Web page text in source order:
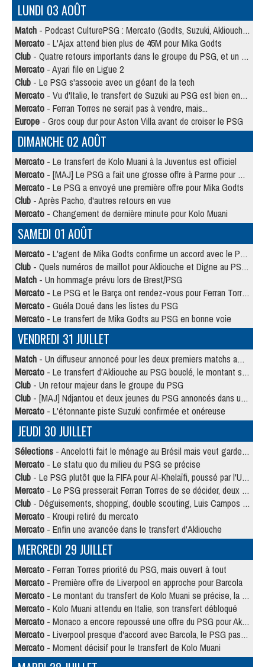
LUNDI 03 AOÛT
Match - Podcast CulturePSG : Mercato (Godts, Suzuki, Akliouche, Barcola, etc)
Mercato - L'Ajax attend bien plus de 45M pour Mika Godts
Club - Quatre retours importants dans le groupe du PSG, et un plus discret
Mercato - Ayari file en Ligue 2
Club - Le PSG s'associe avec un géant de la tech
Mercato - Vu d'Italie, le transfert de Suzuki au PSG est bien engagé
Mercato - Ferran Torres ne serait pas à vendre, mais...
Europe - Gros coup dur pour Aston Villa avant de croiser le PSG
DIMANCHE 02 AOÛT
Mercato - Le transfert de Kolo Muani à la Juventus est officiel
Mercato - [MAJ] Le PSG a fait une grosse offre à Parme pour Suzuki
Mercato - Le PSG a envoyé une première offre pour Mika Godts
Club - Après Pacho, d'autres retours en vue
Mercato - Changement de dernière minute pour Kolo Muani
SAMEDI 01 AOÛT
Mercato - L'agent de Mika Godts confirme un accord avec le PSG
Club - Quels numéros de maillot pour Akliouche et Digne au PSG ?
Match - Un hommage prévu lors de Brest/PSG
Mercato - Le PSG et le Barça ont rendez-vous pour Ferran Torres
Mercato - Guéla Doué dans les listes du PSG
Mercato - Le transfert de Mika Godts au PSG en bonne voie
VENDREDI 31 JUILLET
Match - Un diffuseur annoncé pour les deux premiers matchs amicaux du PSG
Mercato - Le transfert d'Akliouche au PSG bouclé, le montant se précise
Club - Un retour majeur dans le groupe du PSG
Club - [MAJ] Ndjantou et deux jeunes du PSG annoncés dans un tournoi U21
Mercato - L'étonnante piste Suzuki confirmée et onéreuse
JEUDI 30 JUILLET
Sélections - Ancelotti fait le ménage au Brésil mais veut garder Marquinhos
Mercato - Le statu quo du milieu du PSG se précise
Club - Le PSG plutôt que la FIFA pour Al-Khelaïfi, poussé par l'UEFA ?
Mercato - Le PSG presserait Ferran Torres de se décider, deux pistes de secours
Club - Déguisements, shopping, double scouting, Luis Campos dévoile ses méthodes
Mercato - Kroupi retiré du mercato
Mercato - Enfin une avancée dans le transfert d'Akliouche
MERCREDI 29 JUILLET
Mercato - Ferran Torres priorité du PSG, mais ouvert à tout
Mercato - Première offre de Liverpool en approche pour Barcola
Mercato - Le montant du transfert de Kolo Muani se précise, la formule aussi
Mercato - Kolo Muani attendu en Italie, son transfert débloqué
Mercato - Monaco a encore repoussé une offre du PSG pour Akliouche
Mercato - Liverpool presque d'accord avec Barcola, le PSG pas du tout
Mercato - Moment décisif pour le transfert de Kolo Muani